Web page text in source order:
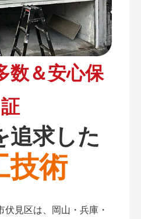
数＆安心保
証
追求した
技術
見区は、岡山・兵庫・